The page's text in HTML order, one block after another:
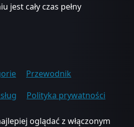
jest cały czas pełny
Przewodnik
Polityka prywatności
oglądać z włączonym